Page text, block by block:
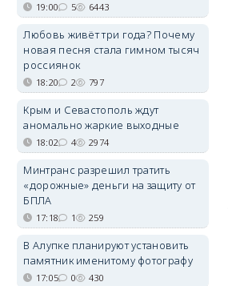
19:00 5 6443
Любовь живёт три года? Почему
новая песня стала гимном тысяч
россиянок
18:20 2 797
Крым и Севастополь ждут
аномально жаркие выходные
18:02 4 2974
Минтранс разрешил тратить
«дорожные» деньги на защиту от
БПЛА
17:18 1 259
В Алупке планируют установить
памятник именитому фотографу
17:05 0 430